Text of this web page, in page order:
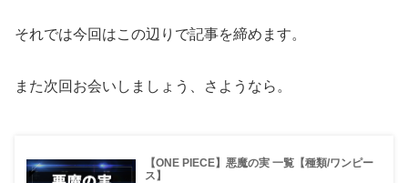
それでは今回はこの辺りで記事を締めます。
また次回お会いしましょう、さようなら。
【ONE PIECE】悪魔の実 一覧【種類/ワンピー
ス】